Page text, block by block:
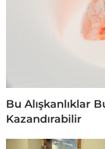
Bu Alışkanlıklar
Kazandırabilir